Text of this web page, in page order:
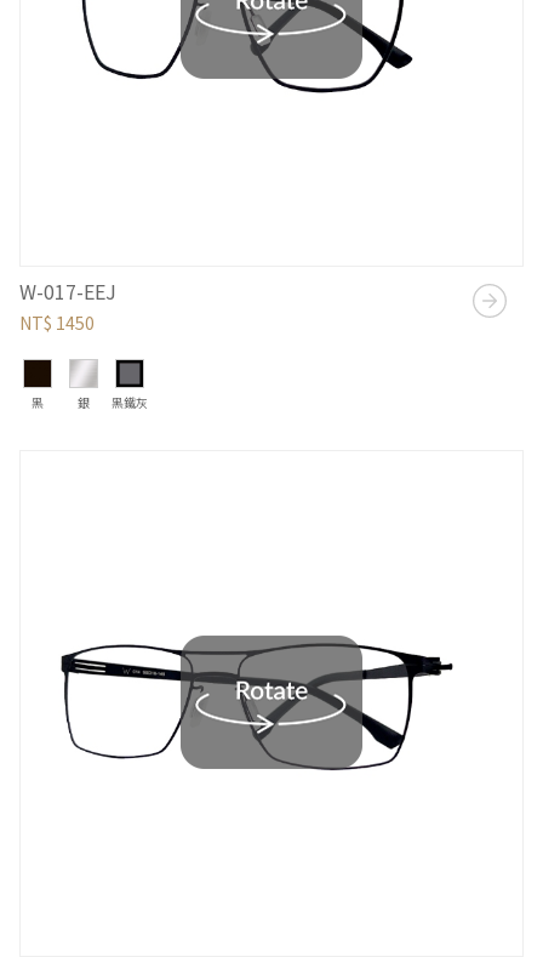
W-017-EEJ
NT$ 1450
黑 銀 黑鐵灰